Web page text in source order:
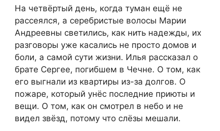
На четвёртый день, когда туман ещё не
рассеялся, а серебристые волосы Марии
Андреевны светились, как нить надежды, их
разговоры уже касались не просто домов и
боли, а самой сути жизни. Илья рассказал о
брате Сергее, погибшем в Чечне. О том, как
его выгнали из квартиры из-за долгов. О
пожаре, который унёс последние приюты и
вещи. О том, как он смотрел в небо и не
видел звёзд, потому что слёзы мешали.